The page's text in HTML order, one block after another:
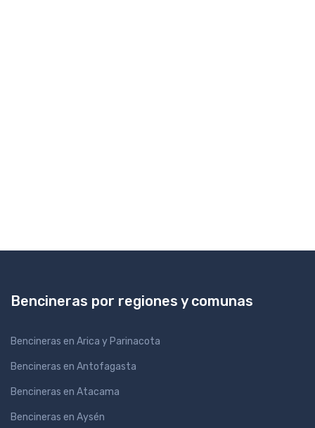
Bencineras por regiones y comunas
Bencineras en Arica y Parinacota
Bencineras en Antofagasta
Bencineras en Atacama
Bencineras en Aysén